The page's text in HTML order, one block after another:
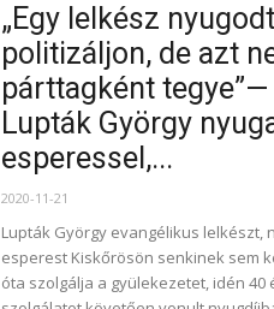
„Egy lelkész
politizáljon, de azt
párttagként
Lupták György
esperessel,...
2020-11-21
Lupták György evangélikus lelkészt,
esperest Kiskőrösön senkinek sem
óta szolgálja a gyülekezetet, idén 40